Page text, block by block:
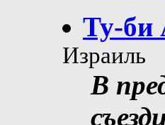
Ту-би
Израиль
В